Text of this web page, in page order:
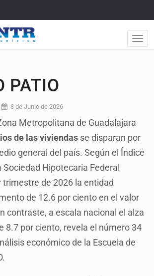
PATIO
3 de Junio de 2026
Metropolitana de Guadalajara
de las viviendas se disparan por
general del país. Según el Índice
Sociedad Hipotecaria Federal
trimestre de 2026 la entidad
de 12.6 por ciento en el valor
contraste, a escala nacional el alza
8.7 por ciento, revela el número 34
económico de la Escuela de